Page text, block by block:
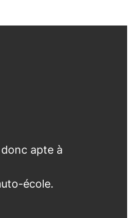
apte à
école.